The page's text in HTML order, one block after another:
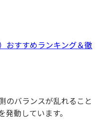
おすすめランキング＆徹
のバランスが乱れること
動しています。